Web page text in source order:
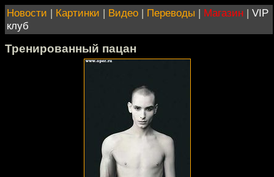
Новости | Картинки | Видео | Переводы | Магазин | VIP
клуб
Тренированный пацан